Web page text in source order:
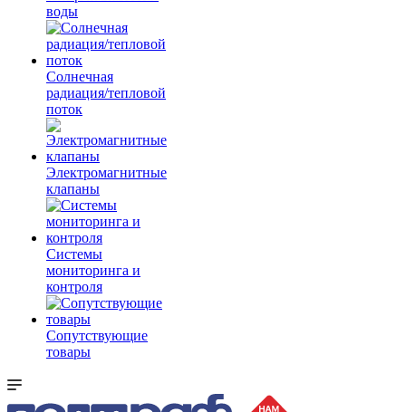
воды
Солнечная
радиация/тепловой
поток
Электромагнитные
клапаны
Системы
мониторинга и
контроля
Сопутствующие
товары